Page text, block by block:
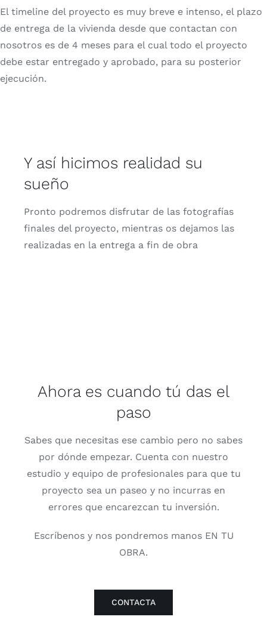
El timeline del proyecto es muy breve e intenso, el plazo
de entrega de la vivienda desde que contactan con
nosotros es de 4 meses para el cual todo el proyecto
debe estar entregado y aprobado, para su posterior
ejecución.
Y así hicimos realidad su
sueño
Pronto podremos disfrutar de las fotografías
finales del proyecto, mientras os dejamos las
realizadas en la entrega a fin de obra
Ahora es cuando tú das el
paso
Sabes que necesitas ese cambio pero no sabes
por dónde empezar. Cuenta con nuestro
estudio y equipo de profesionales para que tu
proyecto sea un paseo y no incurras en
errores que encarezcan tu inversión.
Escríbenos y nos pondremos manos EN TU
OBRA.
CONTACTA